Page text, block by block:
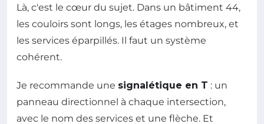
Là, c'est le cœur du sujet. Dans un bâtiment 44,
les couloirs sont longs, les étages nombreux, et
les services éparpillés. Il faut un système
cohérent.
Je recommande une signalétique en T : un
panneau directionnel à chaque intersection,
avec le nom des services et une flèche. Et